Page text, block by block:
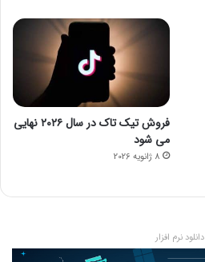
فروش تیک تاک در سال ۲۰۲۶ نهایی
می شود
8 ژانویه 2026
دانلود نرم افزار